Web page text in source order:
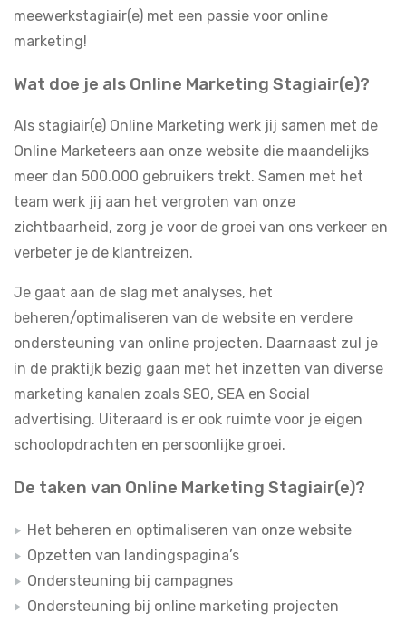
meewerkstagiair(e) met een passie voor online
marketing!
Wat doe je als Online Marketing Stagiair(e)?
Als stagiair(e) Online Marketing werk jij samen met de
Online Marketeers aan onze website die maandelijks
meer dan 500.000 gebruikers trekt. Samen met het
team werk jij aan het vergroten van onze
zichtbaarheid, zorg je voor de groei van ons verkeer en
verbeter je de klantreizen.
Je gaat aan de slag met analyses, het
beheren/optimaliseren van de website en verdere
ondersteuning van online projecten. Daarnaast zul je
in de praktijk bezig gaan met het inzetten van diverse
marketing kanalen zoals SEO, SEA en Social
advertising. Uiteraard is er ook ruimte voor je eigen
schoolopdrachten en persoonlijke groei.
De taken van Online Marketing Stagiair(e)?
Het beheren en optimaliseren van onze website
Opzetten van landingspagina’s
Ondersteuning bij campagnes
Ondersteuning bij online marketing projecten